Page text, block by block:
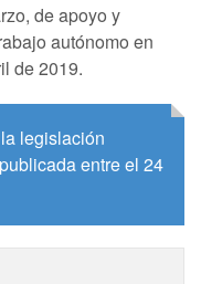
de apoyo y
autónomo en
de 2019.
legislación
entre el 24